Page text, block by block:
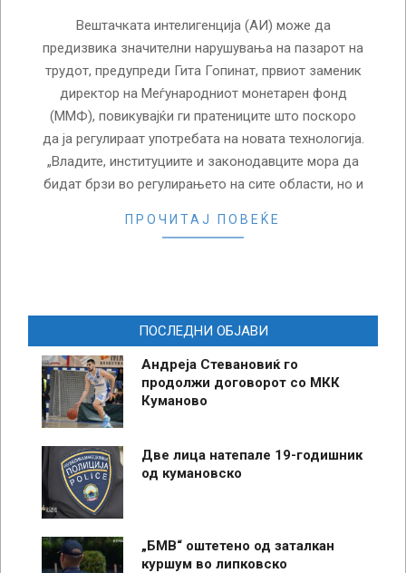
Вештачката интелигенција (АИ) може да
предизвика значителни нарушувања на пазарот на
трудот, предупреди Гита Гопинат, првиот заменик
директор на Меѓународниот монетарен фонд
(ММФ), повикувајќи ги пратениците што поскоро
да ја регулираат употребата на новата технологија.
„Владите, институциите и законодавците мора да
бидат брзи во регулирањето на сите области, но и
ПРОЧИТАЈ ПОВЕЌЕ
ПОСЛЕДНИ ОБЈАВИ
Андреја Стевановиќ го
продолжи договорот со МКК
Куманово
Две лица натепале 19-годишник
од кумановско
„БМВ“ оштетено од заталкан
куршум во липковско